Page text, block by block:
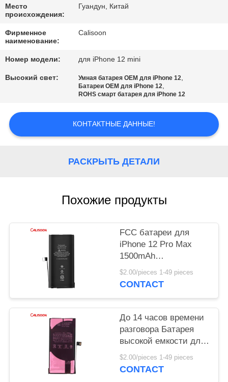
КОНТРОЛЬ
КАЧЕСТВА
ОТПРАВИТЬ
ЗАПРОС
САЙТА
Место
происхождения:
Гуандун, Китай
Фирменное
наименование:
Calisoon
Номер модели: для iPhone 12 mini
Высокий свет: Умная батарея OEM для iPhone 12,
Батареи OEM для iPhone 12,
ROHS смарт батарея для iPhone 12
КОНТАКТНЫЕ ДАННЫЕ!
РАСКРЫТЬ ДЕТАЛИ
Похожие продукты
FCC батареи для
iPhone 12 Pro Max
1500mAh
перезаряжаемая мини
батарея
$2.00/pieces 1-49 pieces
CONTACT
До 14 часов времени
разговора Батарея
высокой емкости для
iPhone с
беспроводной
$2.00/pieces 1-49 pieces
CONTACT